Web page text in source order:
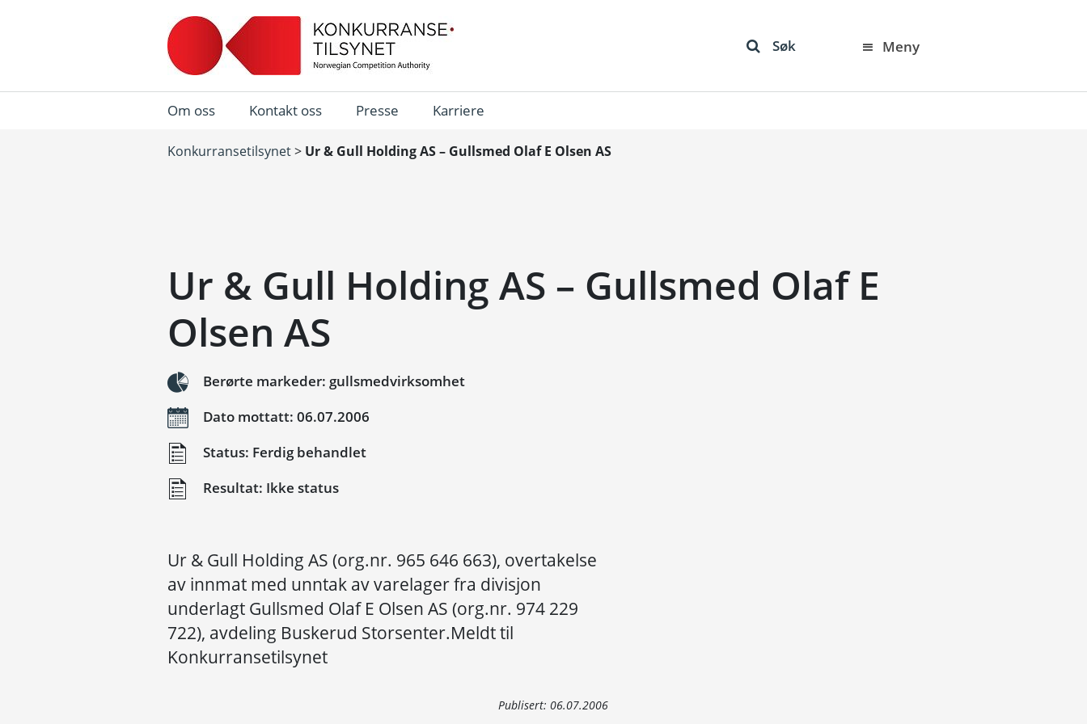
Søk Meny
Om oss Kontakt oss Presse Karriere
Konkurransetilsynet> Ur & Gull Holding AS – Gullsmed Olaf E Olsen AS
Ur & Gull Holding AS – Gullsmed Olaf E
Olsen AS
Berørte markeder: gullsmedvirksomhet
Dato mottatt: 06.07.2006
Status: Ferdig behandlet
Resultat: Ikke status
Ur & Gull Holding AS (org.nr. 965 646 663), overtakelse
av innmat med unntak av varelager fra divisjon
underlagt Gullsmed Olaf E Olsen AS (org.nr. 974 229
722), avdeling Buskerud Storsenter.Meldt til
Konkurransetilsynet
Publisert: 06.07.2006